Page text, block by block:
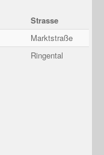
Strasse
Marktstraße
Ringental